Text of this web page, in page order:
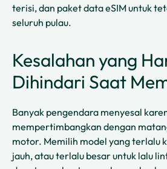
terisi, dan paket data eSIM untuk
seluruh pulau.
Kesalahan yang
Dihindari Saat
Banyak pengendara menyesal
mempertimbangkan dengan
motor. Memilih model yang terlalu
jauh, atau terlalu besar untuk lalu